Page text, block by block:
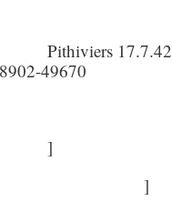
17.7.42
]
18.478 ]